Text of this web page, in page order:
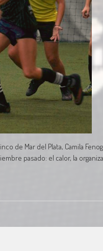
de Mar del Plata, Camila
pasado: el calor, la